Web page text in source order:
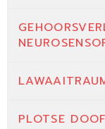
PLOTSE